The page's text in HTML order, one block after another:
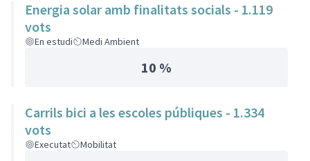
Energia solar amb finalitats socials - 1.119
vots
En estudi Medi Ambient
10 %
Carrils bici a les escoles públiques - 1.334
vots
Executat Mobilitat